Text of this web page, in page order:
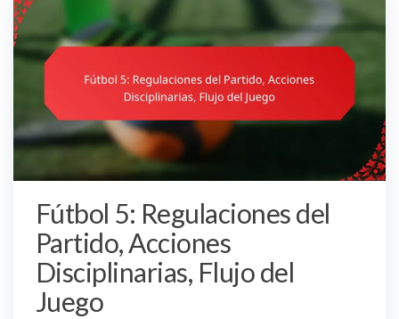
Fútbol 5: Regulaciones del
Partido, Acciones
Disciplinarias, Flujo del
Juego